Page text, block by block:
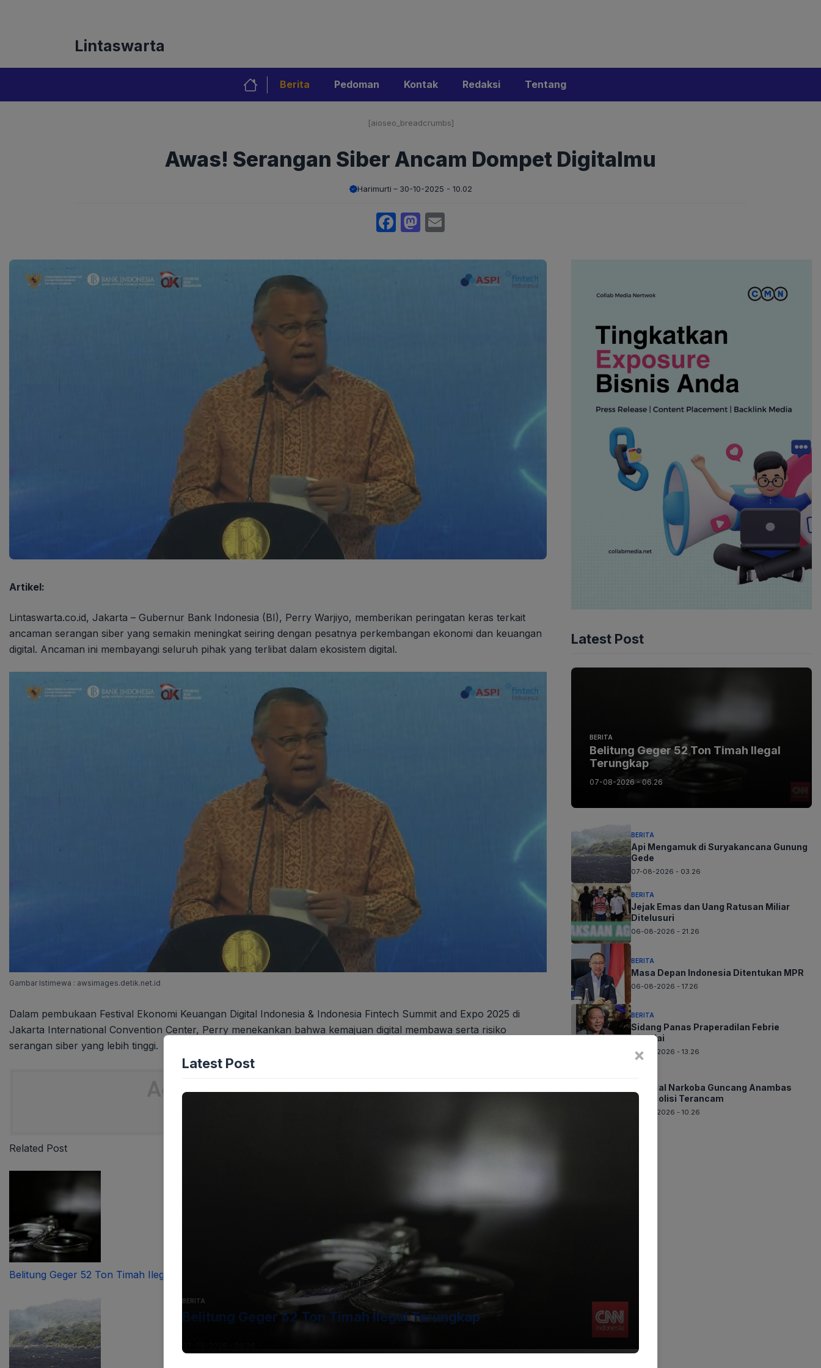
Lintaswarta
Berita Pedoman Kontak Redaksi Tentang
[aioseo_breadcrumbs]
Awas! Serangan Siber Ancam Dompet Digitalmu
Harimurti 30-10-2025 - 10.02
Facebook
Mastodon
Artikel:
Lintaswarta.co.id, Jakarta – Gubernur Bank Indonesia (BI), Perry Warjiyo, memberikan peringatan keras terkait
ancaman serangan siber yang semakin meningkat seiring dengan pesatnya perkembangan ekonomi dan keuangan
digital. Ancaman ini membayangi seluruh pihak yang terlibat dalam ekosistem digital.
Gambar Istimewa : awsimages.detik.net.id
Dalam pembukaan Festival Ekonomi Keuangan Digital Indonesia & Indonesia Fintech Summit and Expo 2025 di
Jakarta International Convention Center, Perry menekankan bahwa kemajuan digital membawa serta risiko
serangan siber yang lebih tinggi.
Related Post
Belitung Geger 52 Ton Timah Ilegal Terungkap
Latest Post
BERITA
Belitung Geger 52 Ton Timah Ilegal
Terungkap
07-08-2026 - 06.26
BERITA
Api Mengamuk di Suryakancana Gunung
Gede
07-08-2026 - 03.26
BERITA
Jejak Emas dan Uang Ratusan Miliar
Ditelusuri
06-08-2026 - 21.26
BERITA
Masa Depan Indonesia Ditentukan MPR
06-08-2026 - 17.26
BERITA
Sidang Panas Praperadilan Febrie
Dimulai
06-08-2026 - 13.26
Skandal Narkoba Guncang Anambas
Tiga Polisi Terancam
06-08-2026 - 10.26
×
Latest Post
BERITA
Belitung Geger 52 Ton Timah Ilegal Terungkap